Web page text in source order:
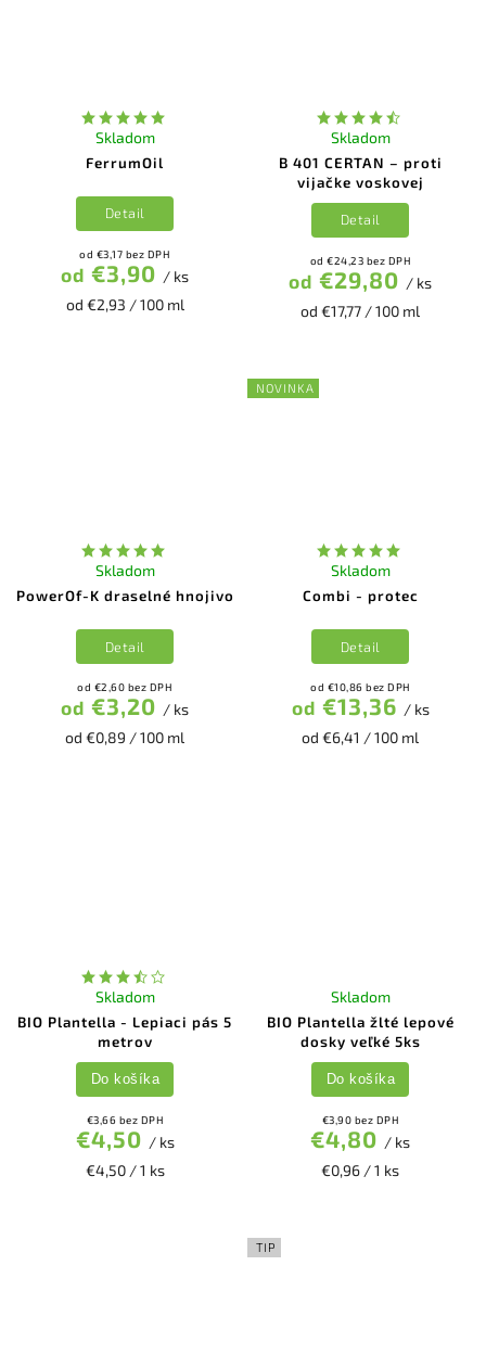
FerrumOil
Skladom
od €3,17 bez DPH
od €3,90 / ks
od €2,93 / 100 ml
Detail
B 401 CERTAN – proti
vijačke voskovej
Skladom
od €24,23 bez DPH
od €29,80 / ks
od €17,77 / 100 ml
Detail
PowerOf-K draselné hnojivo
Skladom
od €2,60 bez DPH
od €3,20 / ks
od €0,89 / 100 ml
Detail
NOVINKA
Combi - protec
Skladom
od €10,86 bez DPH
od €13,36 / ks
od €6,41 / 100 ml
Detail
BIO Plantella - Lepiaci pás 5
metrov
Skladom
€3,66 bez DPH
€4,50 / ks
€4,50 / 1 ks
Do košíka
BIO Plantella žlté lepové
dosky veľké 5ks
Skladom
€3,90 bez DPH
€4,80 / ks
€0,96 / 1 ks
Do košíka
TIP